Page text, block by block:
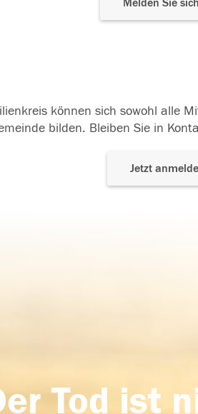
Melden Sie
können sich sowohl alle
bilden. Bleiben Sie in
Jetzt
Tod ist